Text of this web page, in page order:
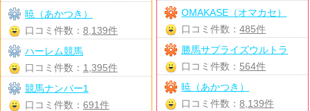
OMAKASE（オマカセ）
口コミ件数：485件
勝馬サプライズウルトラ
口コミ件数： 564件
暁（あかつき）
口コミ件数：8,139件
暁（あかつき）
口コミ件数： 8,139件
ハーレム競馬
口コミ件数： 1,395件
競馬ナンバー1
口コミ件数： 691件